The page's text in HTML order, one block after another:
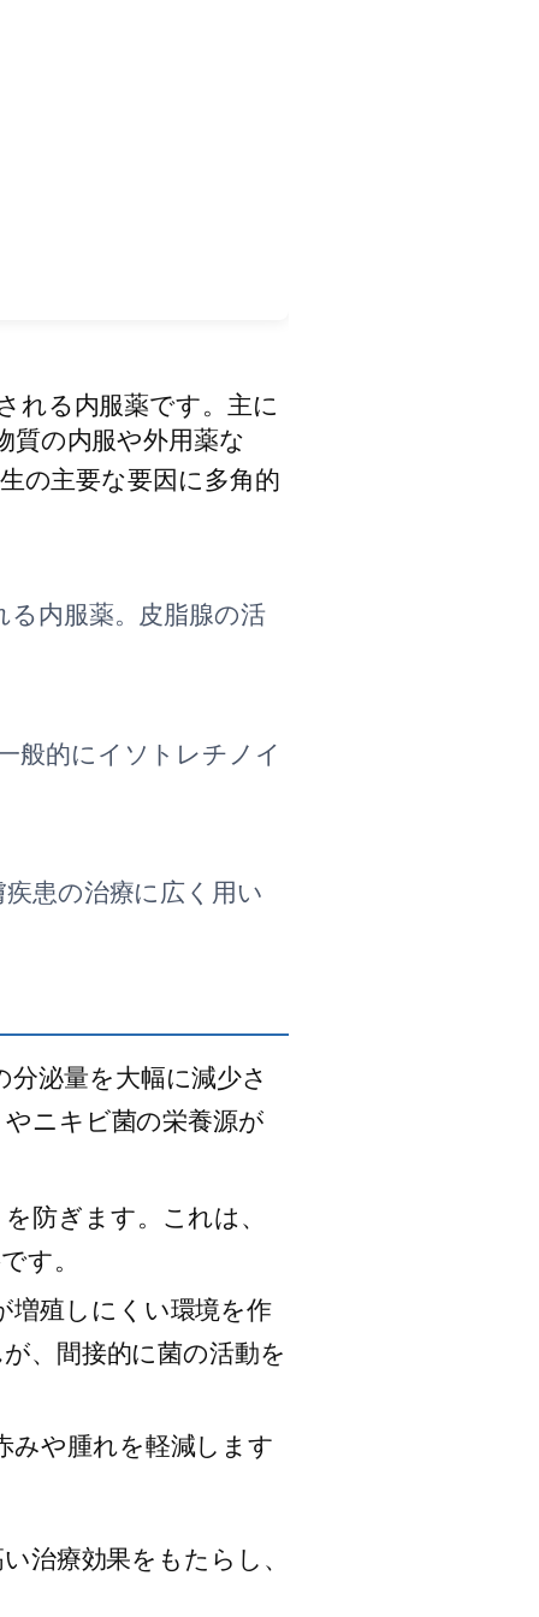
れる内服薬です。主に
質の内服や外用薬な
の主要な要因に多角的
内服薬。皮脂腺の活
般的にイソトレチノイ
患の治療に広く用い
泌量を大幅に減少さ
ニキビ菌の栄養源が
防ぎます。これは、
す。
殖しにくい環境を作
、間接的に菌の活動を
や腫れを軽減します
治療効果をもたらし、